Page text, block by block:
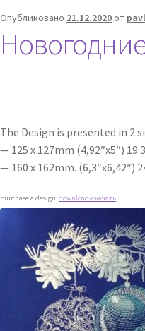
Опубликовано 21.12.2020от
The Design is presented in 2
— 125 x 127mm (4,92″x5″) 19
— 160 x 162mm. (6,3″x6,42″)
purchase a design:download-скачать